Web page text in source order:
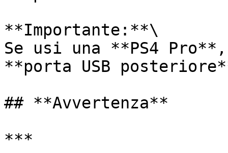
**Importante:**\
Se usi una **PS4
**porta USB
## **Avvertenza**
***